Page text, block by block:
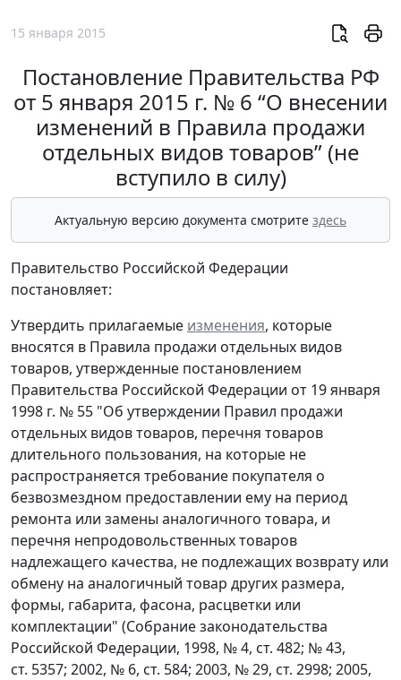
15 января 2015
Постановление Правительства РФ
от 5 января 2015 г. № 6 “О внесении
изменений в Правила продажи
отдельных видов товаров” (не
вступило в силу)
Актуальную версию документа смотрите здесь
Правительство Российской Федерации
постановляет:
Утвердить прилагаемые изменения, которые
вносятся в Правила продажи отдельных видов
товаров, утвержденные постановлением
Правительства Российской Федерации от 19 января
1998 г. № 55 "Об утверждении Правил продажи
отдельных видов товаров, перечня товаров
длительного пользования, на которые не
распространяется требование покупателя о
безвозмездном предоставлении ему на период
ремонта или замены аналогичного товара, и
перечня непродовольственных товаров
надлежащего качества, не подлежащих возврату или
обмену на аналогичный товар других размера,
формы, габарита, фасона, расцветки или
комплектации" (Собрание законодательства
Российской Федерации, 1998, № 4, ст. 482; № 43,
ст. 5357; 2002, № 6, ст. 584; 2003, № 29, ст. 2998; 2005,